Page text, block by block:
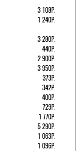
3 108Р.
1 240Р.
3 280Р.
440Р.
2 900Р.
3 950Р.
373Р.
342Р.
400Р.
729Р.
1 770Р.
5 290Р.
1 063Р.
1 096Р.